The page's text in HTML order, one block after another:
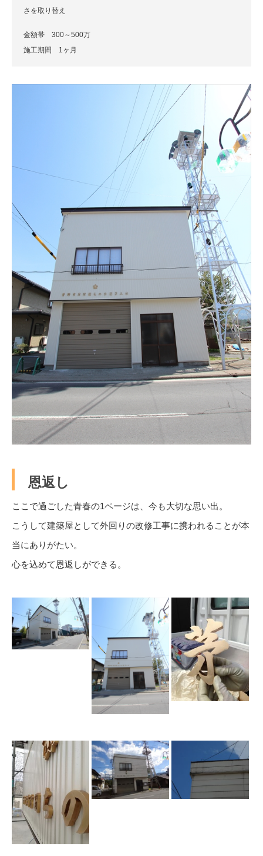
さを取り替え
金額帯 300～500万
施工期間 1ヶ月
恩返し
ここで過ごした青春の1ページは、今も大切な思い出。
こうして建築屋として外回りの改修工事に携われることが本
当にありがたい。
心を込めて恩返しができる。